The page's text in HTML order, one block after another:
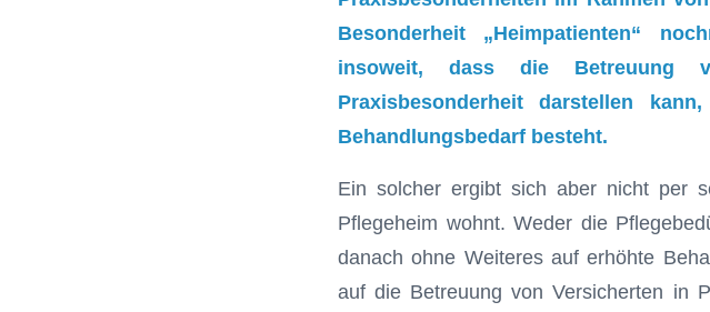
Besonderheit „Heimpatienten“
insoweit, dass die Betreuung
Praxisbesonderheit darstellen
Behandlungsbedarf besteht.
Ein solcher ergibt sich aber nicht per
Pflegeheim wohnt. Weder die
danach ohne Weiteres auf erhöhte
auf die Betreuung von Versicherten in